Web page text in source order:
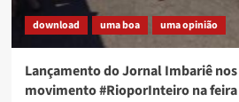
download uma boa uma opinião
Lançamento do Jornal Imbariê
movimento #RioporInteiro na